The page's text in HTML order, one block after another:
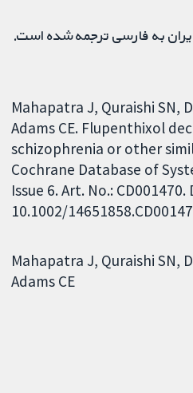
به فارسی ترجمه شده است.
Mahapatra J, Quraishi SN,
Adams CE. Flupenthixol
schizophrenia or other
Cochrane Database of
Issue 6. Art. No.: CD001470.
10.1002/
Mahapatra J Quraishi SN
Adams CE